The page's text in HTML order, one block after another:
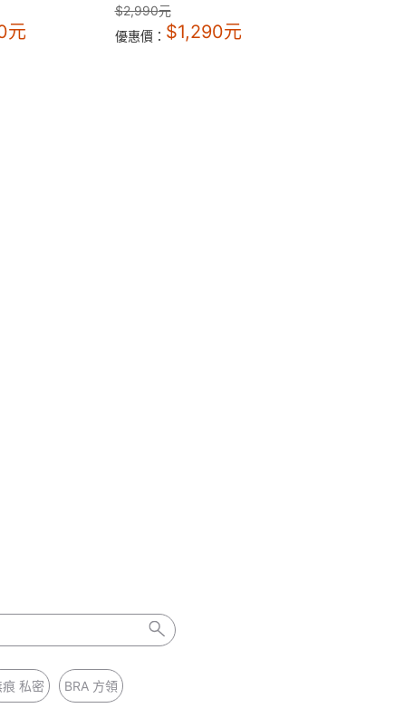
元
$2,990元
優惠價： $1,290元
痕 私密 BRA 方領